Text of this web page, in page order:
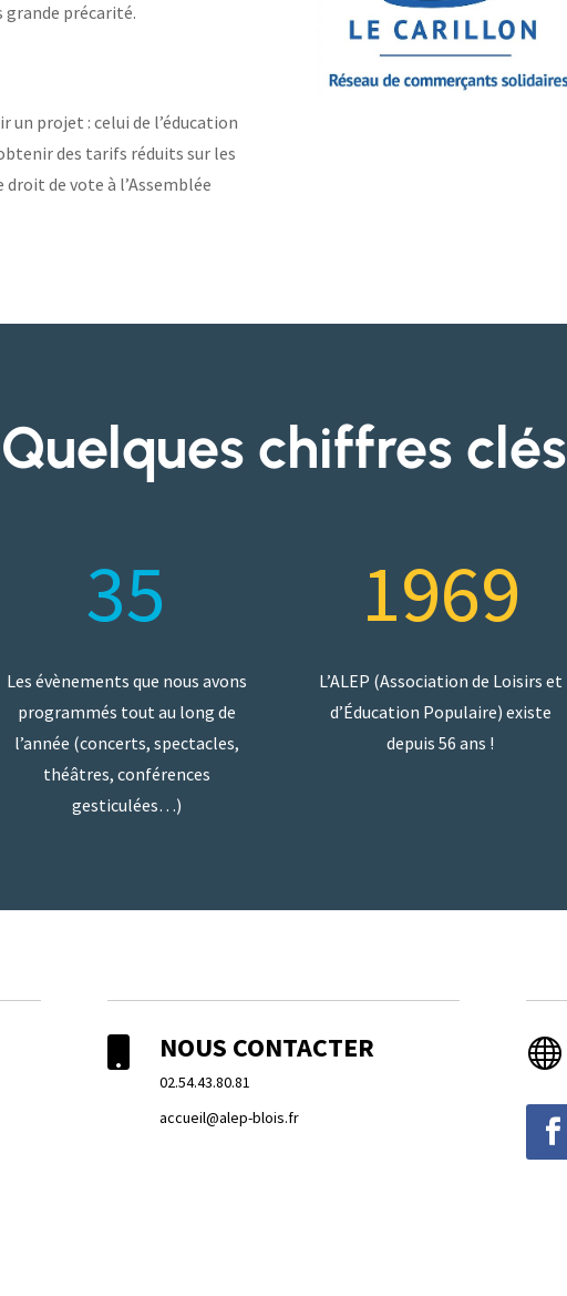
grande précarité.
un projet : celui de l’éducation
des tarifs réduits sur les
de vote à l’Assemblée
Quelques chiffres clés
35
Les évènements que nous avons
programmés tout au long de
l’année (concerts, spectacles,
théâtres, conférences
gesticulées…)
1969
L’ALEP (Association de Loisirs et
d’Éducation Populaire) existe
depuis 56 ans !
NOUS CONTACTER
02.54.43.80.81
accueil@alep-blois.fr
